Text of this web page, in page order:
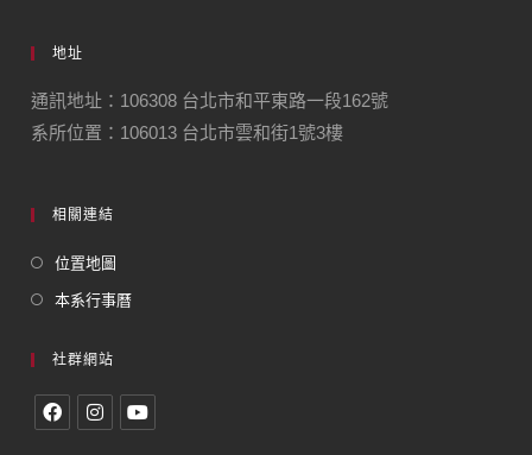
地址
通訊地址：106308 台北市和平東路一段162號
系所位置：106013 台北市雲和街1號3樓
相關連結
位置地圖
本系行事曆
社群網站